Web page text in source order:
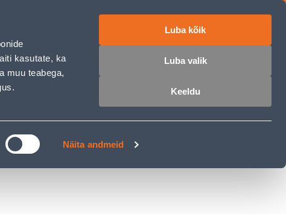
kasutate, ka
muu teabega,
Näita andmeid
Luba kõik
Luba valik
Keeldu
Logi sisse
JÄRELMAKS